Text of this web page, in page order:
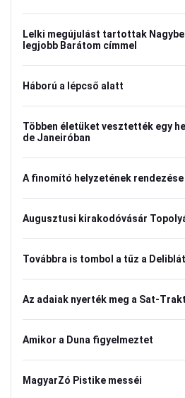
Lelki megújulást tartottak
legjobb Barátom címmel
Háború a lépcső alatt
Többen életüket vesztették egy
de Janeiróban
A finomító helyzetének
Augusztusi kirakodóvásár
Továbbra is tombol a tűz a
Az adaiak nyerték meg a Sat-
Amikor a Duna figyelmeztet
MagyarZó Pistike messéi